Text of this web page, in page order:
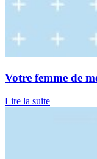
Votre femme de
Lire la suite